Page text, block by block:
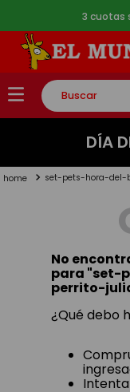
3 cuotas
Buscar
TÉRMINOS MÁS
2.
lego
toy story
DÍA
set-pets-hora-del-
No
para "set-
perrito-
¿Qué debo